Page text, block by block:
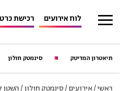
לוח אירועים רכישת
תיאטרון המדיטק סינמטק חולון
ראשי/אירועים/סינמטק חולון/השטן